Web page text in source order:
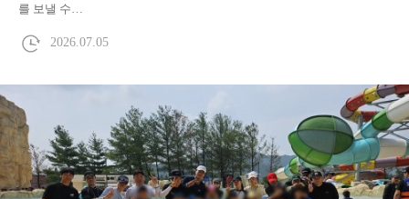
를 보낼 수…
2026.07.05